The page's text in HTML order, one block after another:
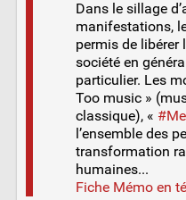
Dans le sillage
manifestations,
permis de libérer
société en
particulier. Les
Too music »
classique), « #Me
l’ensemble des
transformation
humaines...
Fiche Mémo en